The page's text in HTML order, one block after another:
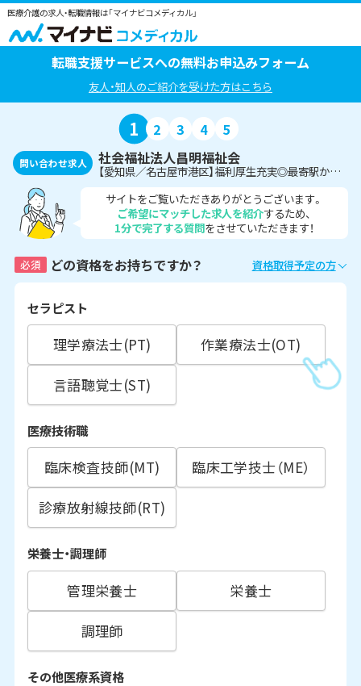
医療介護の求人・転職情報は「マイナビコメディカル」
転職支援サービスへの無料お申込みフォーム
友人・知人のご紹介を受けた方はこちら
1 2 3 4 5
問い合わせ求人 社会福祉法人昌明福祉会
【愛知県／名古屋市港区】福利厚生充実◎最寄駅から徒歩5分とアクセス抜群の職場です＜言語聴覚士＞
サイトをご覧いただきありがとうございます。
ご希望にマッチした求人を紹介するため、
1分で完了する質問をさせていただきます！
必須 どの資格をお持ちですか？ 資格取得予定の方
セラピスト
理学療法士(PT)
作業療法士(OT)
言語聴覚士(ST)
医療技術職
臨床検査技師(MT)
臨床工学技士（ME）
診療放射線技師(RT)
栄養士・調理師
管理栄養士
栄養士
調理師
その他医療系資格